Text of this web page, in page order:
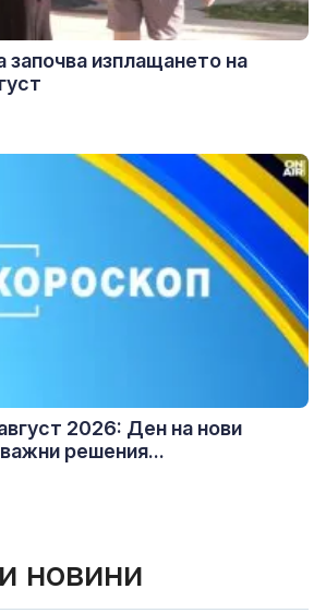
започва изплащането на
2026: Ден на нови
решения...
новини